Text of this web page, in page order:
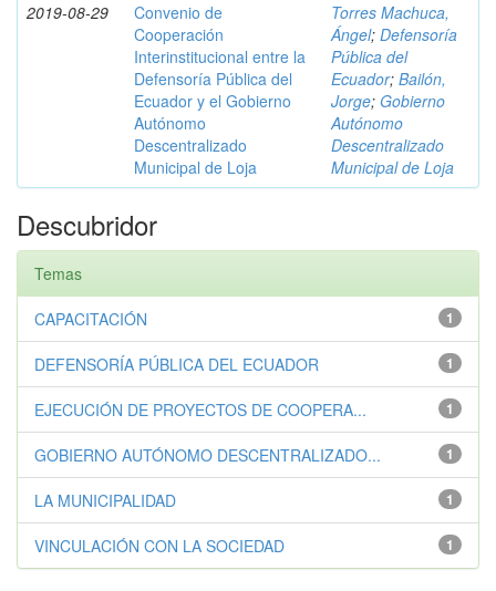
2019-08-29
Convenio de
Cooperación
Interinstitucional entre la
Defensoría Pública del
Ecuador y el Gobierno
Autónomo
Descentralizado
Municipal de Loja
Torres Machuca,
Ángel; Defensoría
Pública del
Ecuador; Bailón,
Jorge; Gobierno
Autónomo
Descentralizado
Municipal de Loja
Descubridor
Temas
1
CAPACITACIÓN
1
DEFENSORÍA PÚBLICA DEL ECUADOR
1
EJECUCIÓN DE PROYECTOS DE COOPERA...
1
GOBIERNO AUTÓNOMO DESCENTRALIZADO...
1
LA MUNICIPALIDAD
1
VINCULACIÓN CON LA SOCIEDAD